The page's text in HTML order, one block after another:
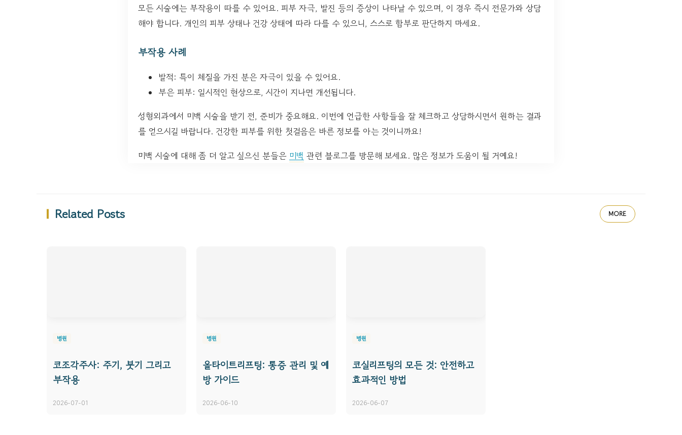
모든 시술에는 부작용이 따를 수 있어요. 피부 자극, 발진 등의 증상이 나타날 수 있으며, 이 경우 즉시 전문가와 상담
해야 합니다. 개인의 피부 상태나 건강 상태에 따라 다를 수 있으니, 스스로 함부로 판단하지 마세요.
부작용 사례
발적: 특이 체질을 가진 분은 자극이 있을 수 있어요.
부은 피부: 일시적인 현상으로, 시간이 지나면 개선됩니다.
성형외과에서 미백 시술을 받기 전, 준비가 중요해요. 이번에 언급한 사항들을 잘 체크하고 상담하시면서 원하는 결과
를 얻으시길 바랍니다. 건강한 피부를 위한 첫걸음은 바른 정보를 아는 것이니까요!
미백 시술에 대해 좀 더 알고 싶으신 분들은 미백 관련 블로그를 방문해 보세요. 많은 정보가 도움이 될 거예요!
Related Posts MORE
병원
코조각주사: 주기, 붓기 그리고
부작용
2026-07-01
병원
올타이트리프팅: 통증 관리 및 예
방 가이드
2026-06-10
병원
코실리프팅의 모든 것: 안전하고
효과적인 방법
2026-06-07